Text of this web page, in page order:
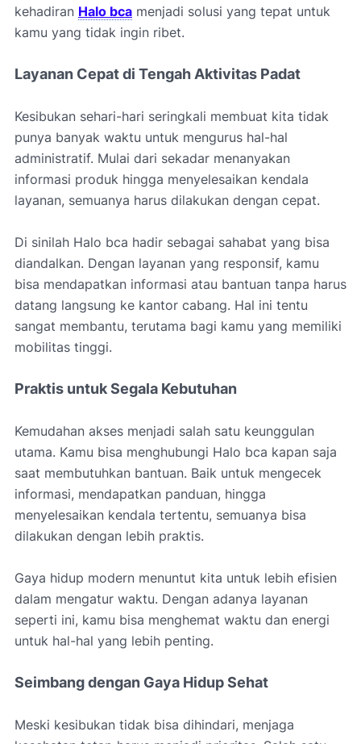
kehadiran Halo bca menjadi solusi yang tepat untuk
kamu yang tidak ingin ribet.
Layanan Cepat di Tengah Aktivitas Padat
Kesibukan sehari-hari seringkali membuat kita tidak
punya banyak waktu untuk mengurus hal-hal
administratif. Mulai dari sekadar menanyakan
informasi produk hingga menyelesaikan kendala
layanan, semuanya harus dilakukan dengan cepat.
Di sinilah Halo bca hadir sebagai sahabat yang bisa
diandalkan. Dengan layanan yang responsif, kamu
bisa mendapatkan informasi atau bantuan tanpa harus
datang langsung ke kantor cabang. Hal ini tentu
sangat membantu, terutama bagi kamu yang memiliki
mobilitas tinggi.
Praktis untuk Segala Kebutuhan
Kemudahan akses menjadi salah satu keunggulan
utama. Kamu bisa menghubungi Halo bca kapan saja
saat membutuhkan bantuan. Baik untuk mengecek
informasi, mendapatkan panduan, hingga
menyelesaikan kendala tertentu, semuanya bisa
dilakukan dengan lebih praktis.
Gaya hidup modern menuntut kita untuk lebih efisien
dalam mengatur waktu. Dengan adanya layanan
seperti ini, kamu bisa menghemat waktu dan energi
untuk hal-hal yang lebih penting.
Seimbang dengan Gaya Hidup Sehat
Meski kesibukan tidak bisa dihindari, menjaga